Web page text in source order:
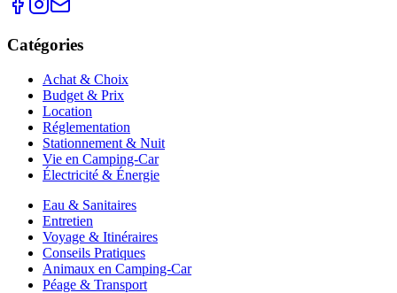
Catégories
Achat & Choix
Budget & Prix
Location
Réglementation
Stationnement & Nuit
Vie en Camping-Car
Électricité & Énergie
Eau & Sanitaires
Entretien
Voyage & Itinéraires
Conseils Pratiques
Animaux en Camping-Car
Péage & Transport